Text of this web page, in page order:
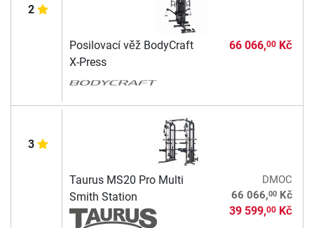
2
Posilovací věž BodyCraft
X-Press
66 066,00Kč
3
Taurus MS20 Pro Multi
Smith Station
DMOC
66 066,00Kč
39 599,00Kč